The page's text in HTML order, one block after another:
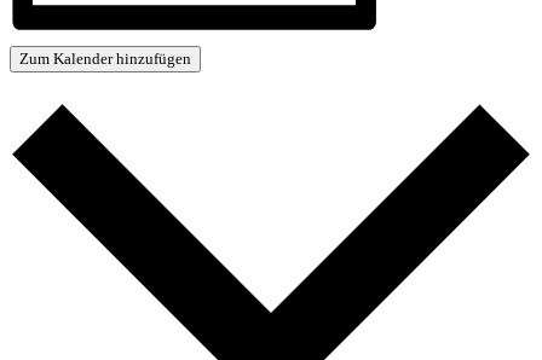
Zum Kalender hinzufügen